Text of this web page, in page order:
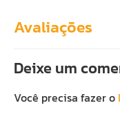
Avaliações
Deixe um
Você precisa fazer o